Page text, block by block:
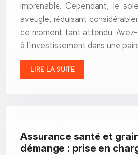
imprenable. Cependant, le
aveugle, réduisant
ce moment tant attendu.
à l’investissement dans une
LIRE LA SUITE
Assurance santé et
démange : prise en